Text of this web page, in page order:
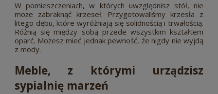
W pomieszczeniach, w których uwzględnisz stół, nie
może zabraknąć krzeseł. Przygotowaliśmy krzesła z
litego dębu, które wyróżniają się solidnością i trwałością.
Różnią się między sobą przede wszystkim kształtem
oparć. Możesz mieć jednak pewność, że nigdy nie wyjdą
z mody.
Meble, z którymi urządzisz
sypialnię marzeń